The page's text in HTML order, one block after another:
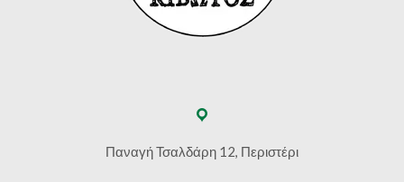
Παναγή Τσαλδάρη 12, Περιστέρι